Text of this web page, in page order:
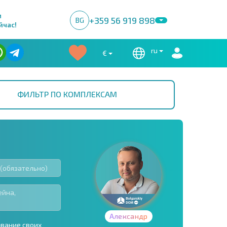
BG +359 56 919 898
€ ru
ФИЛЬТР ПО КОМПЛЕКСАМ
своих
Александр